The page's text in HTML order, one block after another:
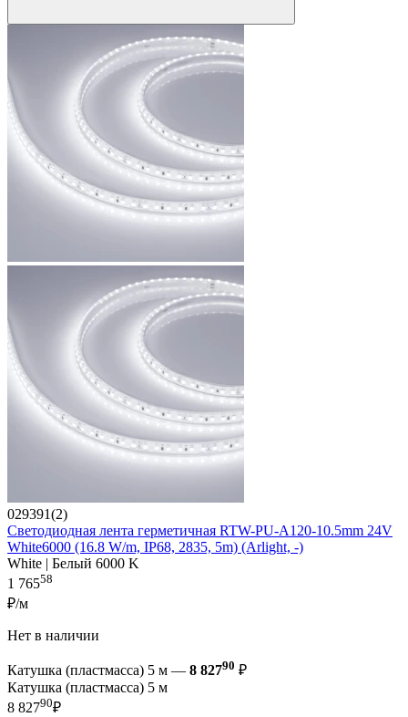
029391(2)
Светодиодная лента герметичная RTW-PU-A120-10.5mm 24V
White6000 (16.8 W/m, IP68, 2835, 5m) (Arlight, -)
White | Белый 6000 K
1 76558
₽/м
Нет в наличии
Катушка (пластмасса) 5 м — 8 82790 ₽
Катушка (пластмасса) 5 м
8 82790₽